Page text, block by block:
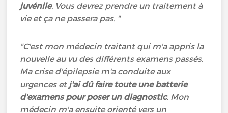
juvénile. Vous devrez prendre un traitement à
vie et ça ne passera pas. "
"C'est mon médecin traitant qui m'a appris la
nouvelle au vu des différents examens passés.
Ma crise d'épilepsie m'a conduite aux
urgences et j'ai dû faire toute une batterie
d'examens pour poser un diagnostic. Mon
médecin m'a ensuite orienté vers un